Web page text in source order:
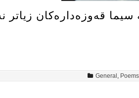
قه‌وزه‌داره‌كان
General , Poems